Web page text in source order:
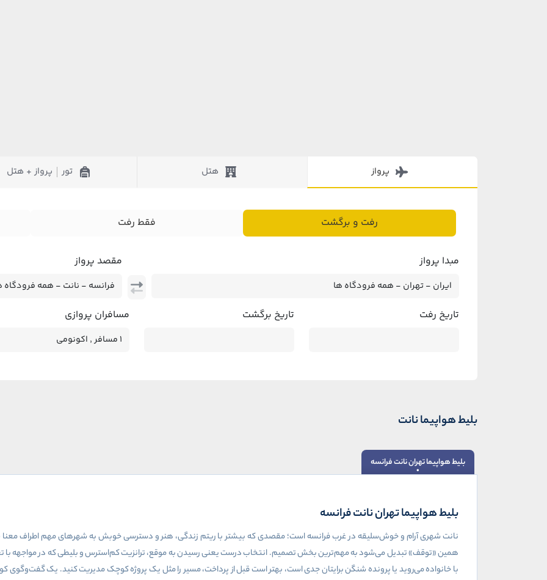
پرواز هتل تور پرواز + هتل
رفت و برگشت فقط رفت
مبدا پرواز مقصد پرواز
تاریخ رفت تاریخ برگشت مسافران پروازی
بلیط هواپیما نانت
بلیط هواپیما تهران نانت فرانسه
بلیط هواپیما تهران نانت فرانسه
نانت شهری آرام و خوش‌سلیقه در غرب فرانسه است؛ مقصدی که بیشتر با ریتم زندگی، هنر و دسترسی خوبش به شهرهای مهم اطراف معنا
همین «توقف» تبدیل می‌شود به مهم‌ترین بخش تصمیم. انتخاب درست یعنی رسیدن به موقع، ترانزیت کم‌استرس و بلیطی که در مواجهه با
با خانواده می‌روید یا پرونده شنگن برایتان جدی است، بهتر است قبل از پرداخت، مسیر را مثل یک پروژه کوچک مدیریت کنید. یک